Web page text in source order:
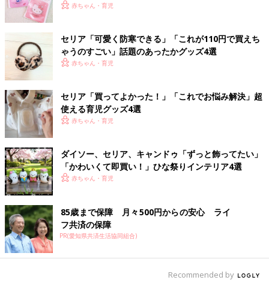
赤ちゃん・育児
セリア「可愛く防寒できる」「これが110円で買えち
ゃうのすごい」話題のあったかグッズ4選
赤ちゃん・育児
セリア「買ってよかった！」「これでお悩み解決」超
使える育児グッズ4選
赤ちゃん・育児
ダイソー、セリア、キャンドゥ「ずっと飾ってたい」
「かわいくて即買い！」ひな祭りインテリア4選
赤ちゃん・育児
85歳まで保障 月々500円からの安心 ライ
フ共済の保障
PR(愛知県共済生活協同組合)
Recommended by